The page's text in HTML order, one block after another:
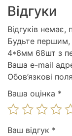
Відгуки
Відгуків
Будьте першим,
4*6мм 68шт з
Ваша e-mail
Обов’язкові
Ваша оцінка *
Ваш відгук *